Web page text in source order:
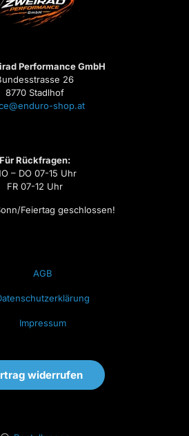
Performance GmbH
26
8770 Stadlhof
shop.at
Für Rückfragen:
– DO 07-15 Uhr
FR 07-12 Uhr
Feiertag geschlossen!
AGB
Impressum
widerrufen